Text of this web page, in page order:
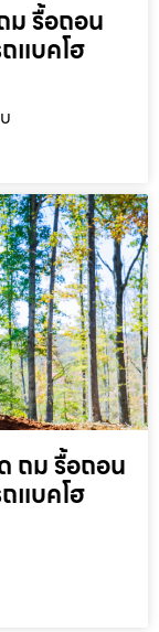
ม รื้อถอน
แบคโฮ
ถม รื้อถอน
แบคโฮ